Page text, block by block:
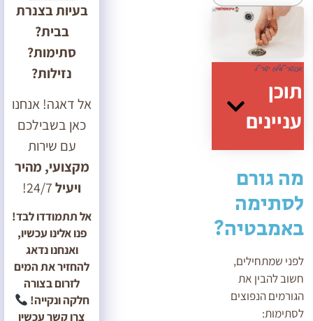
תוכן
עניינים
מה גורם
לסתימה
באמבטיה?
לפני שמתחילים,
חשוב להבין את
הגורמים הנפוצים
לסתימות:
בעיות בצנרת
בבית?
סתימות?
נזילות?
אל דאגה! אנחנו
כאן בשבילכם
עם שירות
מקצועי, מהיר
ויעיל24/7!
אל תתמודדו לבד!
פנו אלינו עכשיו,
ואנחנו נדאג
להחזיר את המים
לזרום בצורה
חלקה ונקייה!
צרו קשר עכשיו